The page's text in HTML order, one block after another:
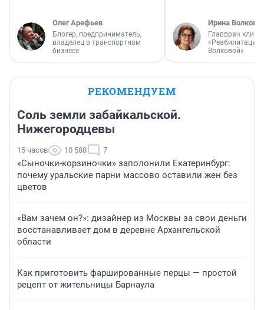
Олег Арефьев
Блогер, предприниматель,
владелец в транспортном
бизнесе
Ирина Волкова
Главврач
«Реабилитация
Волковой»
РЕКОМЕНДУЕМ
Соль земли забайкальской.
Нижегородцевы
15 часов 10 588 7
«Сыночки-корзиночки» заполонили Екатеринбург:
почему уральские парни массово оставили жен без
цветов
«Вам зачем он?»: дизайнер из Москвы за свои деньги
восстанавливает дом в деревне Архангельской
области
Как приготовить фаршированные перцы — простой
рецепт от жительницы Барнаула